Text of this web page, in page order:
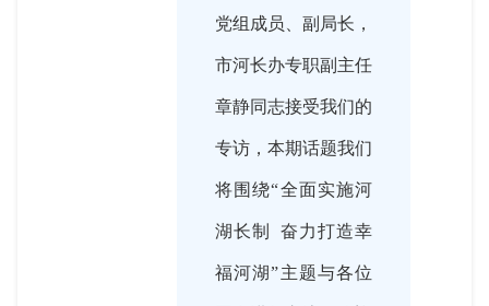
党组成员、副局长，
市河长办专职副主任
章静同志接受我们的
专访，本期话题我们
将围绕“全面实施河
湖长制 奋力打造幸
福河湖”主题与各位